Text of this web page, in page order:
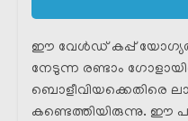
ഈ വേൾഡ് കപ്പ് യോഗ്യത
നേടുന്ന രണ്ടാം
ബൊളീവിയക്കെതിരെ
കണ്ടെത്തിയിരുന്നു. ഈ